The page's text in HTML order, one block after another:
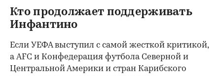
Кто продолжает поддерживать
Инфантино
Если УЕФА выступил с самой жесткой критикой,
а AFC и Конфедерация футбола Северной и
Центральной Америки и стран Карибского